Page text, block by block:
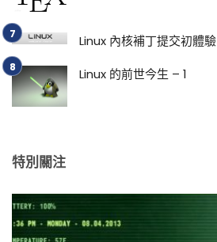
Linux 內核補丁提交初體驗
Linux 的前世今生 – 1
特別關注